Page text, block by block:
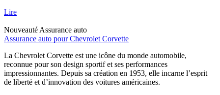
Lire
Nouveauté Assurance auto
Assurance auto pour Chevrolet Corvette
La Chevrolet Corvette est une icône du monde automobile,
reconnue pour son design sportif et ses performances
impressionnantes. Depuis sa création en 1953, elle incarne l’esprit
de liberté et d’innovation des voitures américaines.